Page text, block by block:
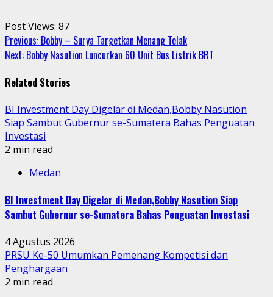
Post Views: 87
Continue
Reading
Previous: Bobby – Surya Targetkan Menang Telak
Next: Bobby Nasution Luncurkan 60 Unit Bus Listrik BRT
Related Stories
BI Investment Day Digelar di Medan,Bobby Nasution
Siap Sambut Gubernur se-Sumatera Bahas Penguatan
Investasi
2 min read
Medan
BI Investment Day Digelar di Medan,Bobby Nasution Siap
Sambut Gubernur se-Sumatera Bahas Penguatan Investasi
4 Agustus 2026
PRSU Ke-50 Umumkan Pemenang Kompetisi dan
Penghargaan
2 min read